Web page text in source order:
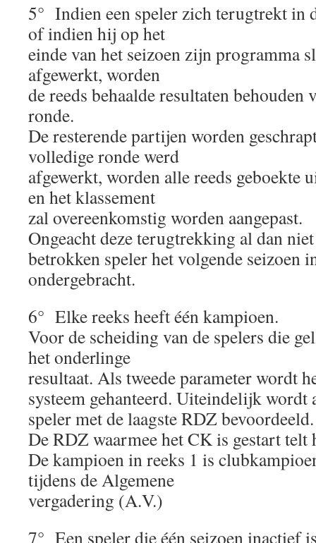
5° Indien een speler zich terugtrekt in
of indien hij op het
einde van het seizoen zijn programma
afgewerkt, worden
de reeds behaalde resultaten behouden
ronde.
De resterende partijen worden
volledige ronde werd
afgewerkt, worden alle reeds geboekte
en het klassement
zal overeenkomstig worden aangepast.
Ongeacht deze terugtrekking al dan
betrokken speler het volgende seizoen
ondergebracht.
6° Elke reeks heeft één kampioen.
Voor de scheiding van de spelers die
het onderlinge
resultaat. Als tweede parameter wordt
systeem gehanteerd. Uiteindelijk wordt
speler met de laagste RDZ bevoordeeld.
De RDZ waarmee het CK is gestart telt
De kampioen in reeks 1 is
tijdens de Algemene
vergadering (A.V.)
7° Een speler die één seizoen inactief